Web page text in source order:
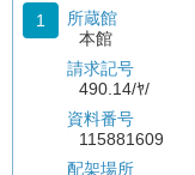
1
所蔵館
本館
請求記号
490.14/ﾔ/
資料番号
115881609
配架場所